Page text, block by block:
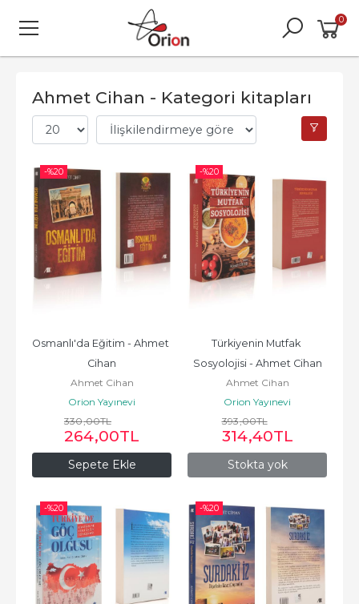
0
Ahmet Cihan - Kategori kitapları
-%20
Sepete Ekle
Osmanlı'da Eğitim - Ahmet
Cihan
Ahmet Cihan
Orion Yayınevi
330,00TL
264,00TL
-%20
Stokta yok
Türkiyenin Mutfak
Sosyolojisi - Ahmet Cihan
Ahmet Cihan
Orion Yayınevi
393,00TL
314,40TL
-%20 -%20